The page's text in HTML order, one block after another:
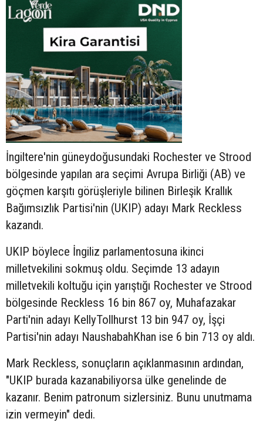
İngiltere'nin güneydoğusundaki Rochester ve Strood
bölgesinde yapılan ara seçimi Avrupa Birliği (AB) ve
göçmen karşıtı görüşleriyle bilinen Birleşik Krallık
Bağımsızlık Partisi'nin (UKIP) adayı Mark Reckless
kazandı.
UKIP böylece İngiliz parlamentosuna ikinci
milletvekilini sokmuş oldu. Seçimde 13 adayın
milletvekili koltuğu için yarıştığı Rochester ve Strood
bölgesinde Reckless 16 bin 867 oy, Muhafazakar
Parti'nin adayı KellyTollhurst 13 bin 947 oy, İşçi
Partisi'nin adayı NaushabahKhan ise 6 bin 713 oy aldı.
Mark Reckless, sonuçların açıklanmasının ardından,
"UKIP burada kazanabiliyorsa ülke genelinde de
kazanır. Benim patronum sizlersiniz. Bunu unutmama
izin vermeyin" dedi.